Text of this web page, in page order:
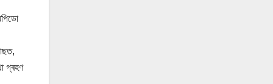
গ্ৰহণ